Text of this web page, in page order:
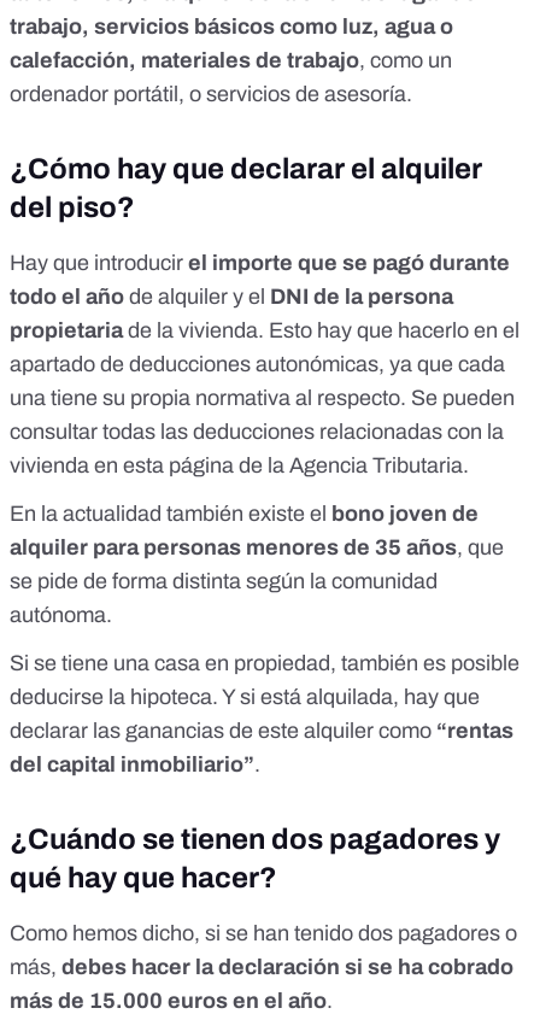
trabajo, servicios básicos como luz, agua o
calefacción, materiales de trabajo, como un
ordenador portátil, o servicios de asesoría.
¿Cómo hay que declarar el alquiler
del piso?
Hay que introducir el importe que se pagó durante
todo el año de alquiler y el DNI de la persona
propietariade la vivienda. Esto hay que hacerlo en el
apartado de deducciones autonómicas, ya que cada
una tiene su propia normativa al respecto. Se pueden
consultar todas las deducciones relacionadas con la
vivienda en esta página de la Agencia Tributaria.
En la actualidad también existe el bono joven de
alquiler para personas menores de 35 años, que
se pide de forma distinta según la comunidad
autónoma.
Si se tiene una casa en propiedad, también es posible
deducirse la hipoteca. Y si está alquilada, hay que
declarar las ganancias de este alquiler como “rentas
del capital inmobiliario”.
¿Cuándo se tienen dos pagadores y
qué hay que hacer?
Como hemos dicho, si se han tenido dos pagadores o
más, debes hacer la declaración si se ha cobrado
más de 15.000 euros en el año.